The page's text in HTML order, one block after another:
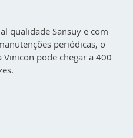
qualidade Sansuy e com
periódicas, o
pode chegar a 400